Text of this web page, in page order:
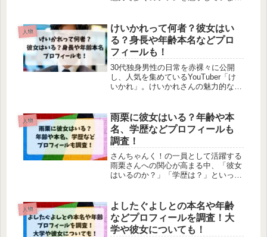
の？」と思っている方も多いのではな
いでしょうか。この記事では、リアル
ピースの最新の人気順と、各メンバー
の詳細なプロフィールを紹介します。
人物
けいかれって何者？彼女はい
る？身長や年齢本名などプロ
フィールも！
30代独身男性の日常を赤裸々に公開
し、人気を集めているYouTuber「け
いかれ」。けいかれさんの魅力的な外
また、けいかれさんの年齢や職業、学
歴など、詳しいプロフィールを知りた
いという声も多く聞かれます。そこで
この記事では、けいかれさんの正体に
迫り、プロフィールについても調べて
みました。
人物
雨栗に彼女はいる？年齢や本
名、学歴などプロフィールも
調査！
さんちゃんく！の一員として活躍する
雨栗さんへの関心が高まる中、「彼女
はいるのか？」「学歴は？」といった
ファンの間では絶えず話題に上ってい
ます。本記事では、雨栗さんの「彼女
に関する噂」の真相から学歴まで、詳
しく調査し、深堀していきます！
人物
よしたぐよしとの本名や年齢
などプロフィールを調査！大
学や彼女についても！